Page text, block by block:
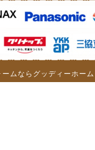
ームならグッディーホ